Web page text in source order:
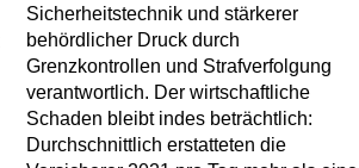
Sicherheitstechnik und stärkerer
behördlicher Druck durch
Grenzkontrollen und Strafverfolgung
verantwortlich. Der wirtschaftliche
Schaden bleibt indes beträchtlich:
Durchschnittlich erstatteten die